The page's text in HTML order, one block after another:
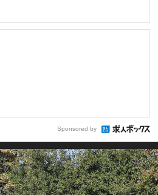
Sponsored by